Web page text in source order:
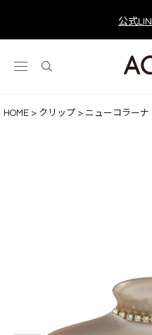
公式
HOME クリップ ニューコラーナ